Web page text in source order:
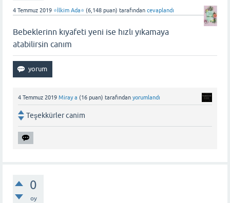
4 Temmuz 2019 ⭐İlkim Ada⭐ (6,148 puan) tarafından cevaplandı
Bebeklerinn kıyafeti yeni ise hızlı yıkamaya
atabilirsin canım
4 Temmuz 2019 Miray a (16 puan) tarafından yorumlandı
Teşekkürler canim
0
oy